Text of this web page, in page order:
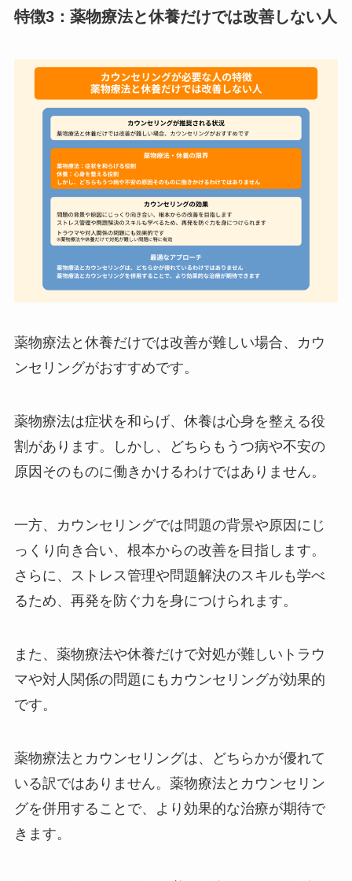
特徴3：薬物療法と休養だけでは改善しない人
薬物療法と休養だけでは改善が難しい場合、カウ
ンセリングがおすすめです。
薬物療法は症状を和らげ、休養は心身を整える役
割があります。しかし、どちらもうつ病や不安の
原因そのものに働きかけるわけではありません。
一方、カウンセリングでは問題の背景や原因にじ
っくり向き合い、根本からの改善を目指します。
さらに、ストレス管理や問題解決のスキルも学べ
るため、再発を防ぐ力を身につけられます。
また、薬物療法や休養だけで対処が難しいトラウ
マや対人関係の問題にもカウンセリングが効果的
です。
薬物療法とカウンセリングは、どちらかが優れて
いる訳ではありません。薬物療法とカウンセリン
グを併用することで、より効果的な治療が期待で
きます。